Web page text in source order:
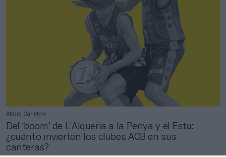
Álvaro Carretero
Del ‘boom’ de L’Alqueria a la Penya y el Estu:
¿cuánto invierten los clubes ACB en sus
canteras?